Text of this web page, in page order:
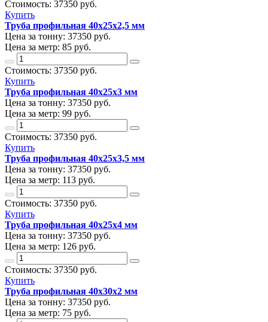
Стоимость: 37350 руб.
Купить
Труба профильная 40х25х2,5 мм
Цена за тонну: 37350 руб.
Цена за метр: 85 руб.
Стоимость: 37350 руб.
Купить
Труба профильная 40х25х3 мм
Цена за тонну: 37350 руб.
Цена за метр: 99 руб.
Стоимость: 37350 руб.
Купить
Труба профильная 40х25х3,5 мм
Цена за тонну: 37350 руб.
Цена за метр: 113 руб.
Стоимость: 37350 руб.
Купить
Труба профильная 40х25х4 мм
Цена за тонну: 37350 руб.
Цена за метр: 126 руб.
Стоимость: 37350 руб.
Купить
Труба профильная 40х30х2 мм
Цена за тонну: 37350 руб.
Цена за метр: 75 руб.